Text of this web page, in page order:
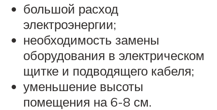
большой расход
электроэнергии;
необходимость замены
оборудования в электрическом
щитке и подводящего кабеля;
уменьшение высоты
помещения на 6-8 см.